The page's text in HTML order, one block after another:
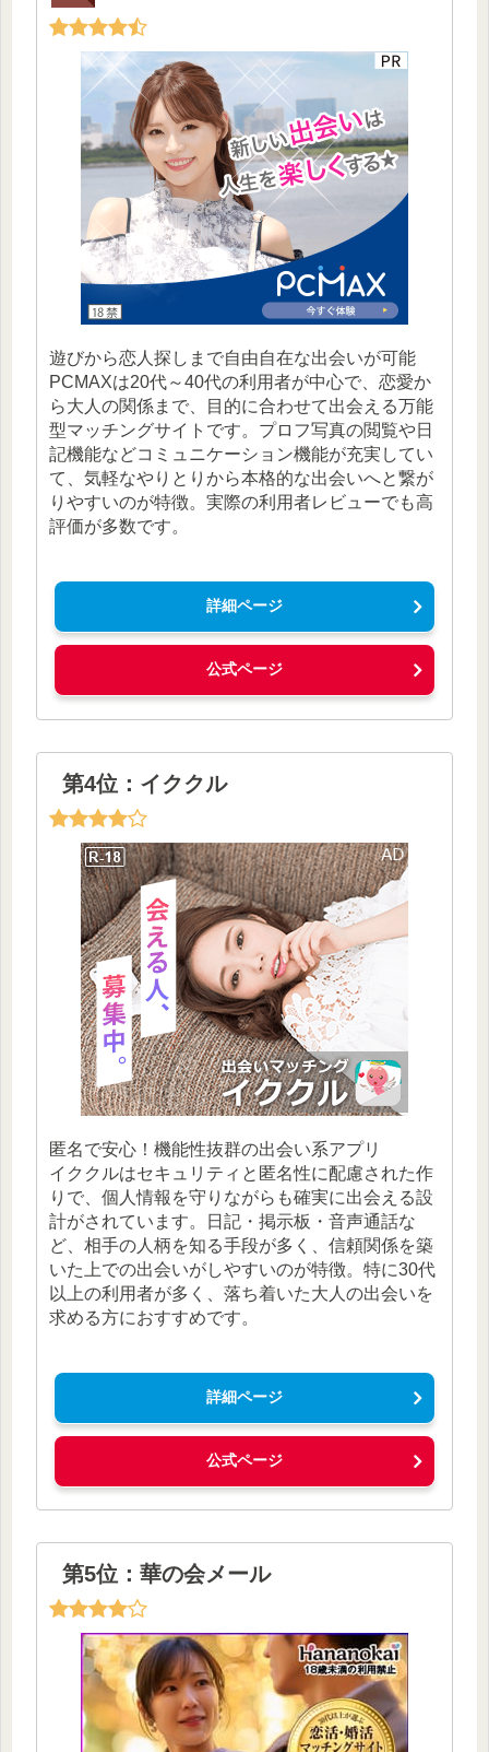
遊びから恋人探しまで自由自在な出会いが可能
PCMAXは20代～40代の利用者が中心で、恋愛か
ら大人の関係まで、目的に合わせて出会える万能
型マッチングサイトです。プロフ写真の閲覧や日
記機能などコミュニケーション機能が充実してい
て、気軽なやりとりから本格的な出会いへと繋が
りやすいのが特徴。実際の利用者レビューでも高
評価が多数です。
詳細ページ
公式ページ
第4位：イククル
匿名で安心！機能性抜群の出会い系アプリ
イククルはセキュリティと匿名性に配慮された作
りで、個人情報を守りながらも確実に出会える設
計がされています。日記・掲示板・音声通話な
ど、相手の人柄を知る手段が多く、信頼関係を築
いた上での出会いがしやすいのが特徴。特に30代
以上の利用者が多く、落ち着いた大人の出会いを
求める方におすすめです。
詳細ページ
公式ページ
第5位：華の会メール